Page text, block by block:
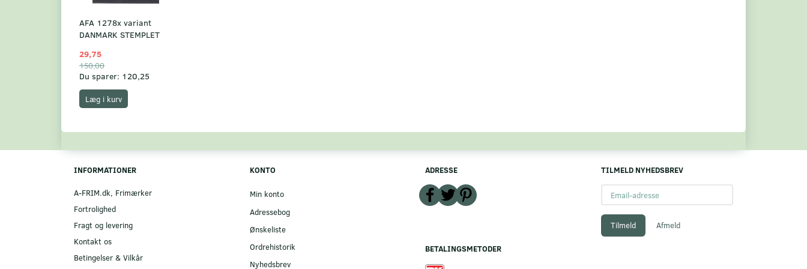
AFA 1278x variant
DANMARK STEMPLET
29,75
150,00
Du sparer: 120,25
Læg i kurv
INFORMATIONER
A-FRIM.dk, Frimærker
Fortrolighed
Fragt og levering
Kontakt os
Betingelser & Vilkår
KONTO
Min konto
Adressebog
Ønskeliste
Ordrehistorik
Nyhedsbrev
ADRESSE
BETALINGSMETODER
TILMELD NYHEDSBREV
adresse
Tilmeld Afmeld